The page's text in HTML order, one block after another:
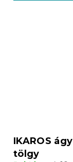
IKAROS
tölgy